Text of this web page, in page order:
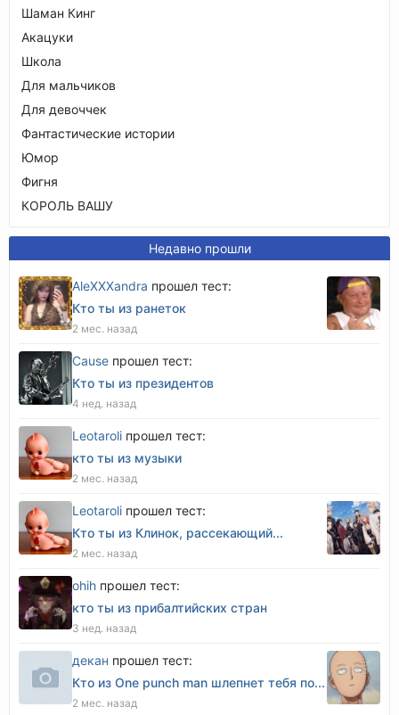
Шаман Кинг
Акацуки
Школа
Для мальчиков
Для девоччек
Фантастические истории
Юмор
Фигня
КОРОЛЬ ВАШУ
Недавно прошли
AleXXXandra прошел тест:
Кто ты из ранеток
2 мес. назад
Cause прошел тест:
Кто ты из президентов
4 нед. назад
Leotaroli прошел тест:
кто ты из музыки
2 мес. назад
Leotaroli прошел тест:
Кто ты из Клинок, рассекающий...
2 мес. назад
оhih прошел тест:
кто ты из прибалтийских стран
3 нед. назад
декан прошел тест:
Кто из One punch man шлепнет тебя по...
2 мес. назад